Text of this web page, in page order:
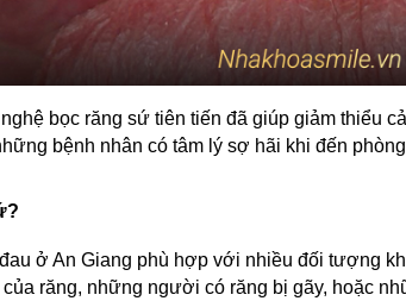
bọc răng sứ tiên tiến đã giúp giảm thiểu
bệnh nhân có tâm lý sợ hãi khi đến
ở An Giang phù hợp với nhiều đối tượng
răng, những người có răng bị gãy, hoặc